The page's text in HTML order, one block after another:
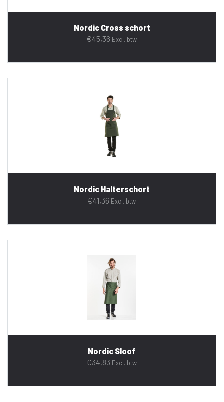
Nordic Cross schort
€45,36 Excl. btw.
Nordic Halterschort
€41,36 Excl. btw.
Nordic Sloof
€34,83 Excl. btw.